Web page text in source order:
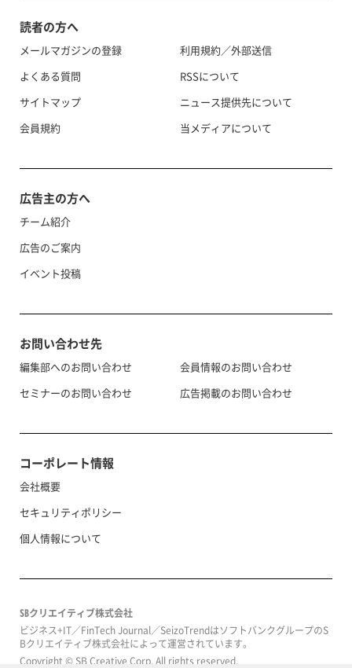
読者の方へ
メールマガジンの登録
よくある質問
サイトマップ
会員規約
利用規約／外部送信
RSSについて
ニュース提供先について
当メディアについて
広告主の方へ
チーム紹介
広告のご案内
イベント投稿
お問い合わせ先
編集部へのお問い合わせ
セミナーのお問い合わせ
会員情報のお問い合わせ
広告掲載のお問い合わせ
コーポレート情報
会社概要
セキュリティポリシー
個人情報について
SBクリエイティブ株式会社
ビジネス+IT／FinTech Journal／SeizoTrendはソフトバンクグループのS
Bクリエイティブ株式会社によって運営されています。
Copyright © SB Creative Corp. All rights reserved.